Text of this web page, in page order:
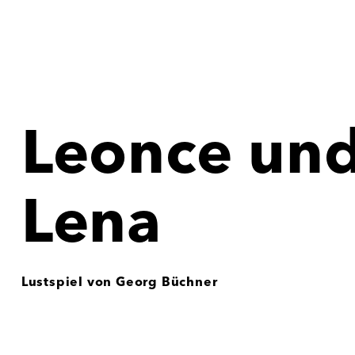
Leonce
Lena
Lustspiel von Georg Büchner